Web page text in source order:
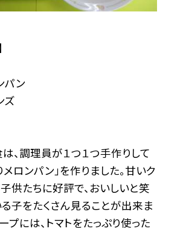
パン
ズ
、調理員が１つ１つ手作りして
メロンパン」を作りました。甘いク
供たちに好評で、おいしいと笑
子をたくさん見ることが出来ま
プには、トマトをたっぷり使った